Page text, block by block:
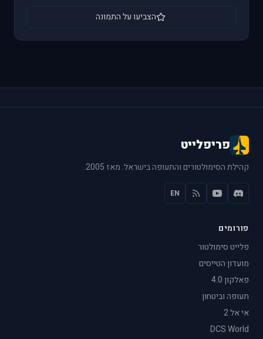
הצביעו על התמונה
פריפלייט
קהילת הסימולטורים והתעופה בישראל. מאז 2005.
EN
פורומים
פלייט סימולטור
מועדון הטייסים
פאלקון 4.0
תעופה וביטחון
אי אל 2
DCS World